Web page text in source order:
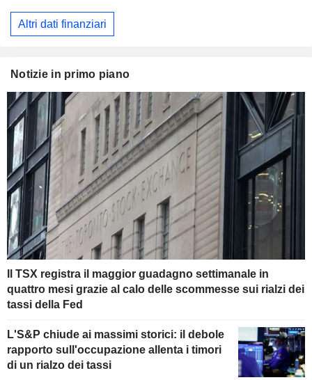
Altri dati finanziari
Notizie in primo piano
Il TSX registra il maggior guadagno settimanale in
quattro mesi grazie al calo delle scommesse sui rialzi dei
tassi della Fed
L'S&P chiude ai massimi storici: il debole
rapporto sull'occupazione allenta i timori
di un rialzo dei tassi